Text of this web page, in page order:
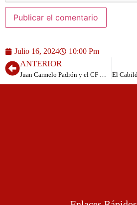
Julio 16, 2024 10:00 Pm
ANTERIOR